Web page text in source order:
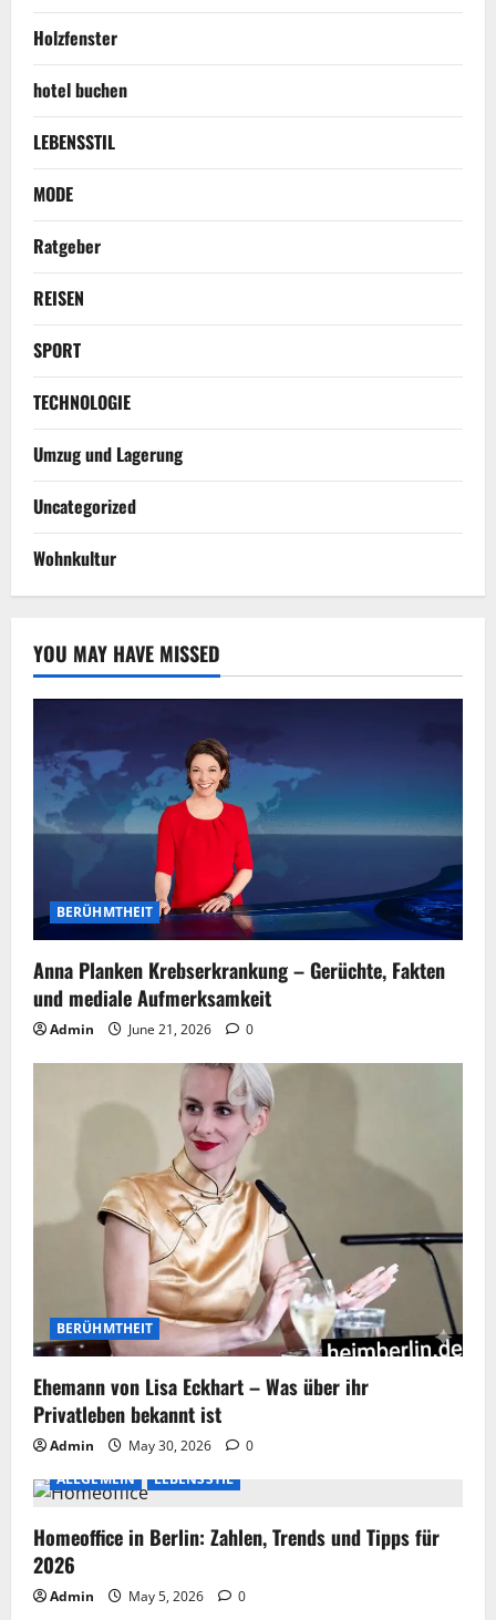
Holzfenster
hotel buchen
LEBENSSTIL
MODE
Ratgeber
REISEN
SPORT
TECHNOLOGIE
Umzug und Lagerung
Uncategorized
Wohnkultur
YOU MAY HAVE MISSED
BERÜHMTHEIT
Anna Planken Krebserkrankung – Gerüchte, Fakten
und mediale Aufmerksamkeit
Admin June 21, 2026 0
BERÜHMTHEIT
Ehemann von Lisa Eckhart – Was über ihr
Privatleben bekannt ist
Admin May 30, 2026
0
ALLGEMEIN
LEBENSSTIL
Homeoffice in Berlin: Zahlen, Trends und Tipps für
2026
Admin May 5, 2026 0